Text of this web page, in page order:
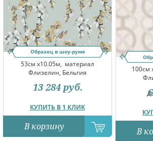
Образец в шоу-руме
53см x10.05м, материал
Флизелин, Бельгия
КУПИТЬ В 1 КЛИК
13 284 руб.
В корзину
100см
В